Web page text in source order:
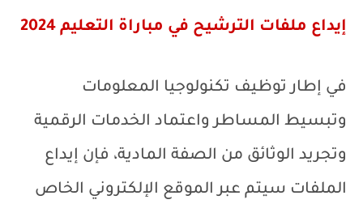
إيداع ملفات الترشيح في مباراة التعليم 2024
في إطار توظيف تكنولوجيا المعلومات
وتبسيط المساطر واعتماد الخدمات الرقمية
وتجريد الوثائق من الصفة المادية، فإن إيداع
الملفات سيتم عبر الموقع الإلكتروني الخاص